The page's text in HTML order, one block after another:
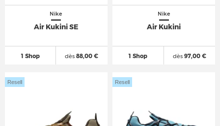
Nike
Air Kukini SE
1 Shop dès 88,00 €
Nike
Air Kukini
1 Shop dès97,00 €
Resell Resell